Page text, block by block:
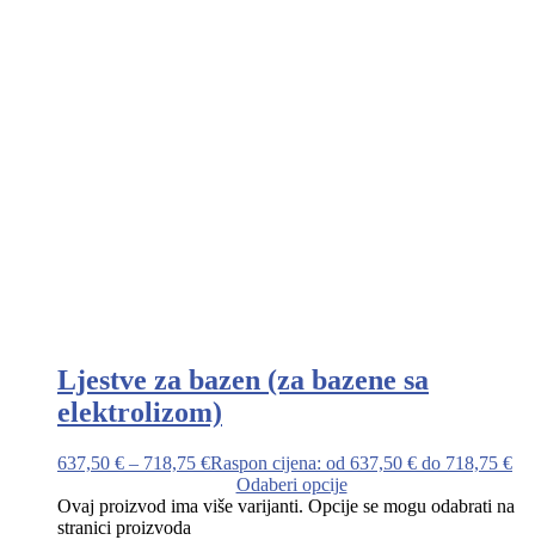
Ljestve za bazen (za bazene sa
elektrolizom)
637,50 € – 718,75 €Raspon cijena: od 637,50 € do 718,75 €
Odaberi opcije
Ovaj proizvod ima više varijanti. Opcije se mogu odabrati na
stranici proizvoda